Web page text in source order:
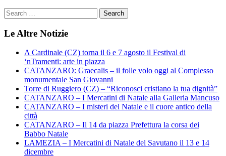
Le Altre Notizie
A Cardinale (CZ) torna il 6 e 7 agosto il Festival di
‘nTramenti: arte in piazza
CATANZARO: Graecalis – il folle volo oggi al Complesso
monumentale San Giovanni
Torre di Ruggiero (CZ) – “Riconosci cristiano la tua dignità”
CATANZARO – I Mercatini di Natale alla Galleria Mancuso
CATANZARO – I misteri del Natale e il cuore antico della
città
CATANZARO – Il 14 da piazza Prefettura la corsa dei
Babbo Natale
LAMEZIA – I Mercatini di Natale del Savutano il 13 e 14
dicembre